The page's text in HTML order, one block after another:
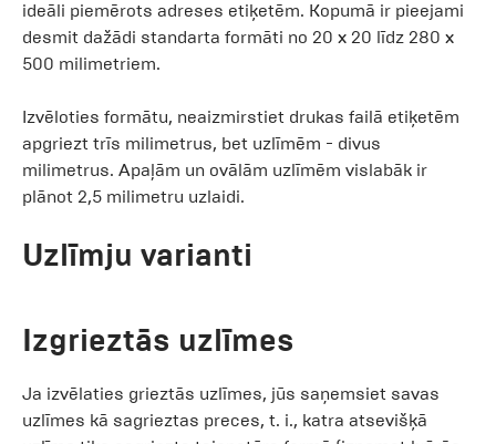
ideāli piemērots adreses etiķetēm. Kopumā ir pieejami
desmit dažādi standarta formāti no 20 x 20 līdz 280 x
500 milimetriem.
Izvēloties formātu, neaizmirstiet drukas failā etiķetēm
apgriezt trīs milimetrus, bet uzlīmēm - divus
milimetrus. Apaļām un ovālām uzlīmēm vislabāk ir
plānot 2,5 milimetru uzlaidi.
Uzlīmju varianti
Izgrieztās uzlīmes
Ja izvēlaties grieztās uzlīmes, jūs saņemsiet savas
uzlīmes kā sagrieztas preces, t. i., katra atsevišķā